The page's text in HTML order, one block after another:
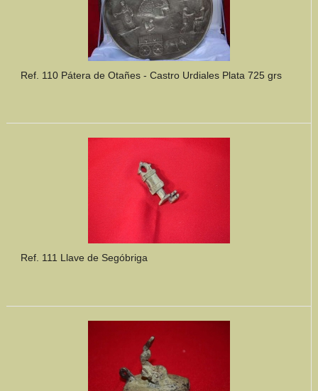
Ref. 110 Pátera de Otañes - Castro Urdiales Plata 725 grs
Ref. 111 Llave de Segóbriga